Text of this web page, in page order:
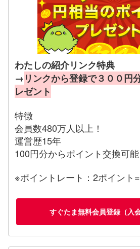
わたしの紹介リンク特典
→ リンクから登録で３００円
レゼント
特徴
会員数480万人以上！
運営歴15年
100円分からポイント交換可能
※ポイントレート：2ポイント
すぐたま無料会員登録（入